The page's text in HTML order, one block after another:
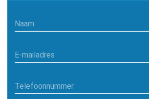
Naam
E-mailadres
Telefoonnummer